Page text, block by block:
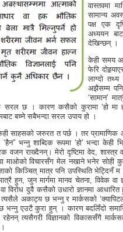
वास्तवमा
सामान्य
पक्ष एक
अध्ययन
देखिन्छन् ।
केही समय
फेरि
लाग्दो
अझैसम्म
‘सामान’
सरल छ । कारण कसैको कुरामा ‘हो मा
बच्ने सबैभन्दा सरल उपाय हो ।
केही साहसको जरुरत त पर्छ । तर प्रामाणिक
भन्नु शाब्दिक रूपमा ‘हो’ भन्दा केही
राख्दैनन्। मेरो दृष्टिमा वेद, शास्त्र
माओको विचारसँग मेल नखाने भनेर सोही
किञ्चित् मात्र पनि उपस्थिति
हुन, जुन मार्गमा मानव चेतना, विवेक
वा विरोध दुवै कसैको उधारो ज्ञानमा
अकाट्य छ भन्नु र मार्कसको
छ भन्नु एउटै कुरा हुन् । कारण बदलिँदो
त्यसैगरी विज्ञानको विकाससँगै